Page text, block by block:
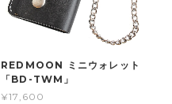
REDMOON ミニウォレット
「BD-TWM」
¥17,600